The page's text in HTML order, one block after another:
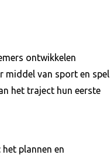
ontwikkelen
middel van sport en spel
het traject hun eerste
plannen en